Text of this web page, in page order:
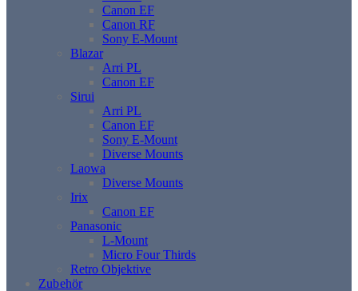
Canon EF
Canon RF
Sony E-Mount
Blazar
Arri PL
Canon EF
Sirui
Arri PL
Canon EF
Sony E-Mount
Diverse Mounts
Laowa
Diverse Mounts
Irix
Canon EF
Panasonic
L-Mount
Micro Four Thirds
Retro Objektive
Zubehör